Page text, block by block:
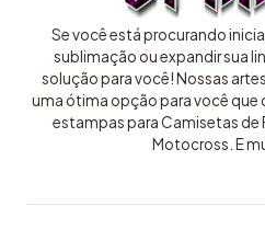
Se você está procurando
sublimação ou expandir sua
solução para você! Nossas
uma ótima opção para você que
estampas para Camisetas de
Motocross. E